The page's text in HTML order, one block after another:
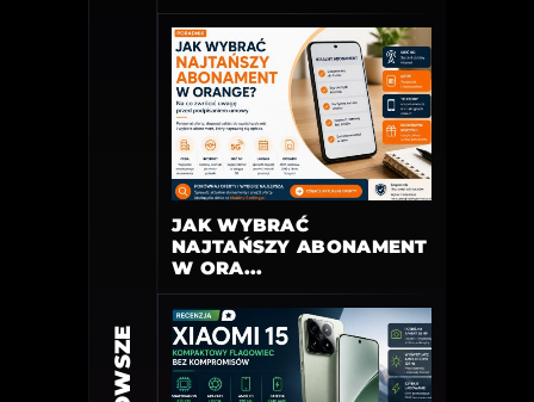
JAK WYBRAĆ
NAJTAŃSZY ABONAMENT
W ORA...